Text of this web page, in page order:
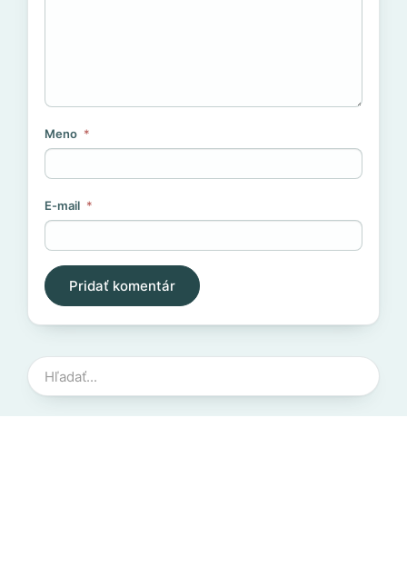
Meno *
E-mail *